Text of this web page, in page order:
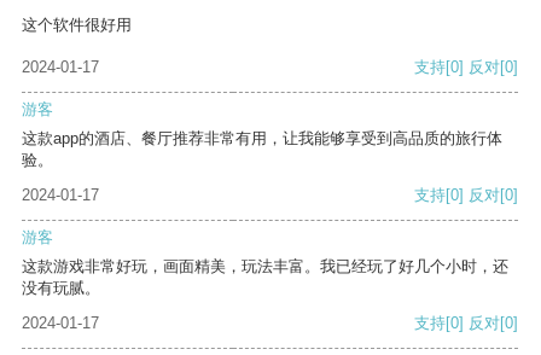
这个软件很好用
2024-01-17 支持[0] 反对[0]
游客
这款app的酒店、餐厅推荐非常有用，让我能够享受到高品质的旅行体
验。
2024-01-17
支持[0] 反对[0]
游客
这款游戏非常好玩，画面精美，玩法丰富。我已经玩了好几个小时，还
没有玩腻。
2024-01-17
支持[0] 反对[0]